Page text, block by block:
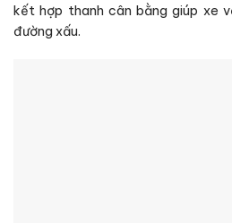
kết hợp thanh cân bằng giúp xe
đường xấu.